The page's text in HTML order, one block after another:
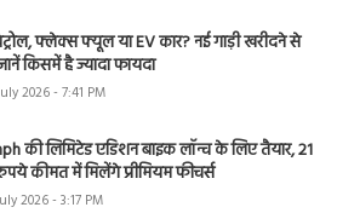
फ्लेक्स फ्यूल या EV कार? नई गाड़ी खरीदने से
किसमें है ज्यादा फायदा
2026 - 7:41 PM
की लिमिटेड एडिशन बाइक लॉन्च के लिए तैयार, 21
कीमत में मिलेंगे प्रीमियम फीचर्स
2026 - 3:17 PM